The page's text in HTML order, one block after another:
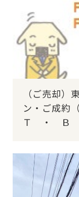
（ご売却）
ン・ご成
Ｔ ・ Ｂ